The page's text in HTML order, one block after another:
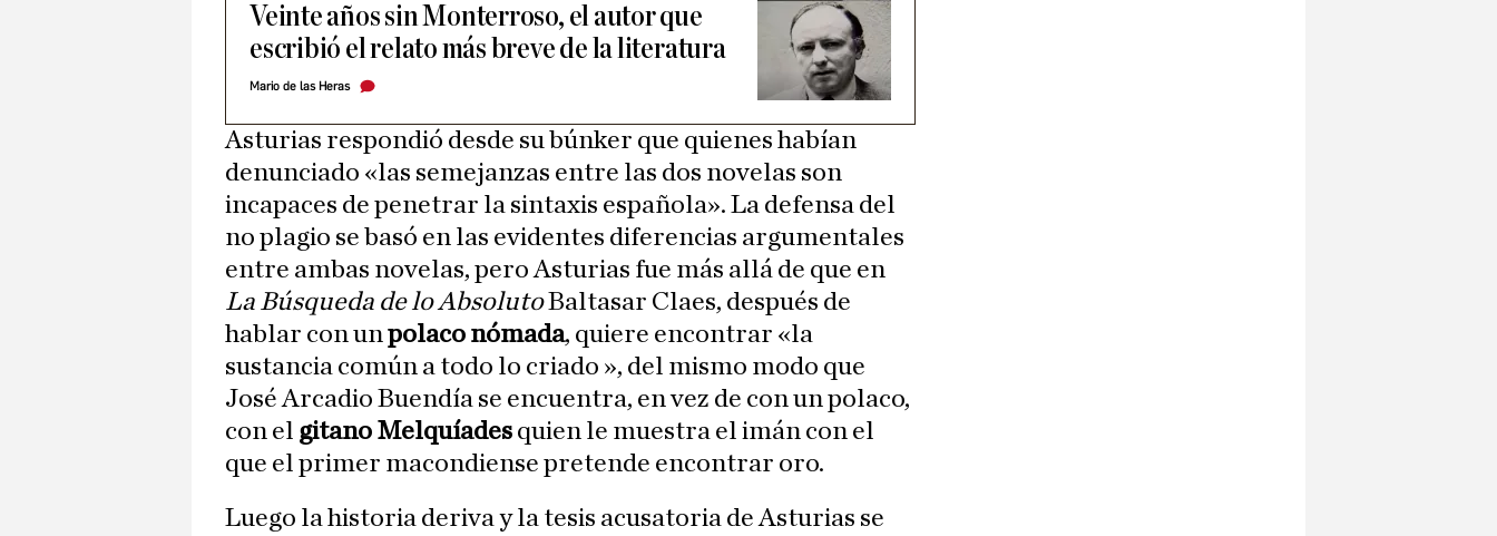
Veinte años sin Monterroso, el autor que
escribió el relato más breve de la literatura
Mario de las Heras
Asturias respondió desde su búnker que quienes habían
denunciado «las semejanzas entre las dos novelas son
incapaces de penetrar la sintaxis española». La defensa del
no plagio se basó en las evidentes diferencias argumentales
entre ambas novelas, pero Asturias fue más allá de que en
La Búsqueda de lo AbsolutoBaltasar Claes, después de
hablar con unpolaco nómada, quiere encontrar «la
sustancia común a todo lo criado », del mismo modo que
José Arcadio Buendía se encuentra, en vez de con un polaco,
con el gitano Melquíades quien le muestra el imán con el
que el primer macondiense pretende encontrar oro.
Luego la historia deriva y la tesis acusatoria de Asturias se